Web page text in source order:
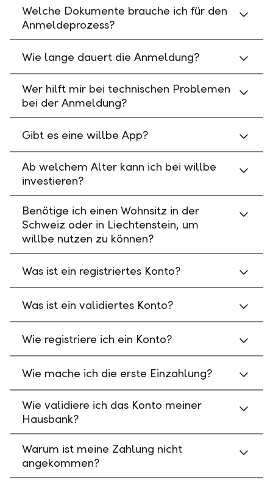
Welche Dokumente brauche ich für den
Anmeldeprozess?
Wie lange dauert die Anmeldung?
Wer hilft mir bei technischen Problemen
bei der Anmeldung?
Gibt es eine willbe App?
Ab welchem Alter kann ich bei willbe
investieren?
Benötige ich einen Wohnsitz in der
Schweiz oder in Liechtenstein, um
willbe nutzen zu können?
Was ist ein registriertes Konto?
Was ist ein validiertes Konto?
Wie registriere ich ein Konto?
Wie mache ich die erste Einzahlung?
Wie validiere ich das Konto meiner
Hausbank?
Warum ist meine Zahlung nicht
angekommen?